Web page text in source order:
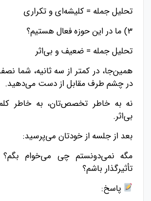
تحلیل جمله = کلیشه‌ای و تکراری
۳) ما در این حوزه فعال هستیم؟
تحلیل جمله = ضعیف و‌ بی‌اثر
همین‌جا، در کمتر از سه ثانیه، شما
در چشم طرف مقابل از دست می‌دهید.
نه به خاطر تخصص‌تان، به خاطر
‌بی‌اثر.
بعد از جلسه از خودتان می‌پرسید:
مگه نمی‌دونستم چی می‌خوام بگم؟
تأثیرگذار باشم؟
پاسخ: